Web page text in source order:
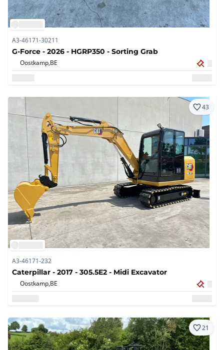
A3-46171-30211
G-Force - 2026 - HGRP350 - Sorting Grab
Oostkamp,BE
43
A3-46171-232
Caterpillar - 2017 - 305.5E2 - Midi Excavator
Oostkamp,BE
21